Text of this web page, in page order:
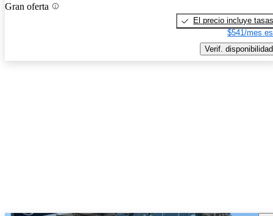
Gran oferta
El precio incluye tasas
$541/mes
Verif. disponibilidad